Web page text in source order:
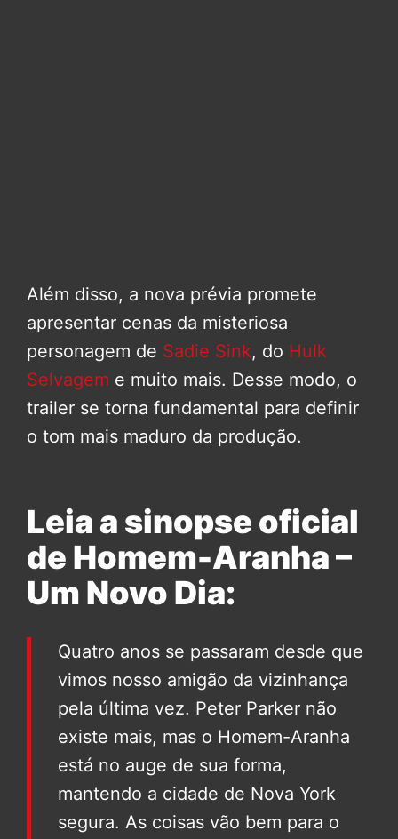
Além disso, a nova prévia promete
apresentar cenas da misteriosa
personagem de Sadie Sink, do Hulk
Selvagem e muito mais. Desse modo, o
trailer se torna fundamental para definir
o tom mais maduro da produção.
Leia a sinopse oficial
de Homem-Aranha –
Um Novo Dia:
Quatro anos se passaram desde que
vimos nosso amigão da vizinhança
pela última vez. Peter Parker não
existe mais, mas o Homem-Aranha
está no auge de sua forma,
mantendo a cidade de Nova York
segura. As coisas vão bem para o